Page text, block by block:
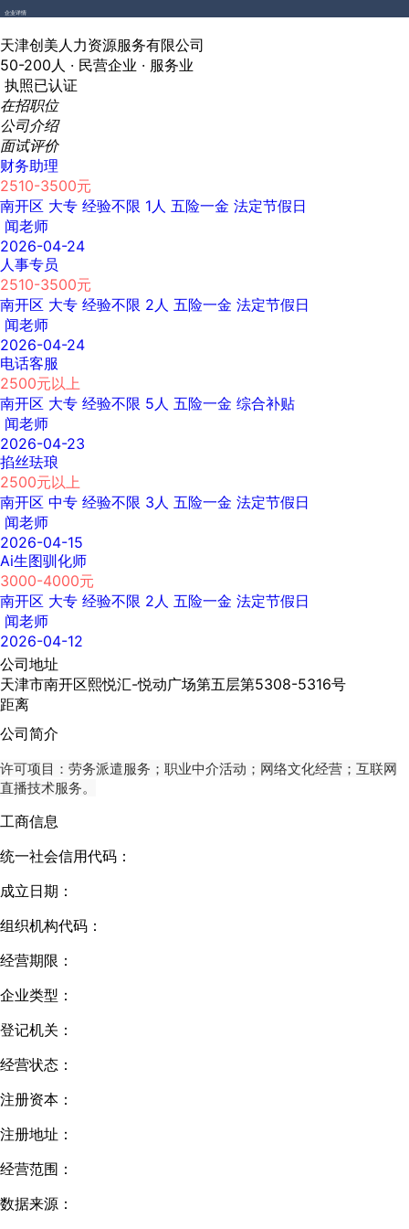
企业详情
天津创美人力资源服务有限公司
50-200人 · 民营企业 · 服务业
执照已认证
在招职位
公司介绍
面试评价
财务助理
2510-3500元
南开区 大专 经验不限 1人 五险一金 法定节假日
闻老师
2026-04-24
人事专员
2510-3500元
南开区 大专 经验不限 2人 五险一金 法定节假日
闻老师
2026-04-24
电话客服
2500元以上
南开区 大专 经验不限 5人 五险一金 综合补贴
闻老师
2026-04-23
掐丝珐琅
2500元以上
南开区 中专 经验不限 3人 五险一金 法定节假日
闻老师
2026-04-15
Ai生图驯化师
3000-4000元
南开区 大专 经验不限 2人 五险一金 法定节假日
闻老师
2026-04-12
公司地址
天津市南开区熙悦汇-悦动广场第五层第5308-5316号
距离
公司简介
许可项目：劳务派遣服务；职业中介活动；网络文化经营；互联网
直播技术服务。
工商信息
统一社会信用代码：
成立日期：
组织机构代码：
经营期限：
企业类型：
登记机关：
经营状态：
注册资本：
注册地址：
经营范围：
数据来源：